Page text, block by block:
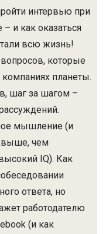
интервью при
и как оказаться
всю жизнь!
которые
планеты.
шаг за шагом –
мышление (и
выше, чем
IQ). Как
ответа, но
работодателю
(и как